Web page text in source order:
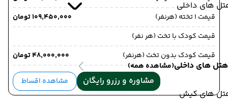
های داخلی
هتل های داخلی(مشاهده همه)
های کیش
قیمت 1 تخته (هرنفر)
۱۰۹٬۴۵۰٬۰۰۰ تومان
قیمت کودک با تخت (هر نفر)
قیمت کودک بدون تخت (هرنفر)
۴۸٬۰۰۰٬۰۰۰ تومان
مشاوره و رزرو رایگان مشاهده اقساط